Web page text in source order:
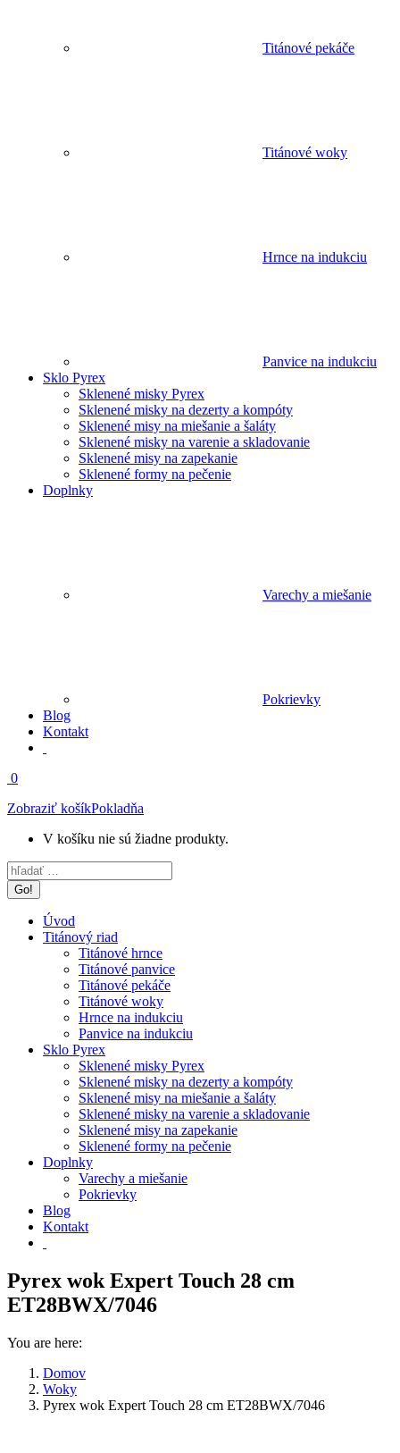
Titánové pekáče
Titánové woky
Hrnce na indukciu
Panvice na indukciu
Sklo Pyrex
Sklenené misky Pyrex
Sklenené misky na dezerty a kompóty
Sklenené misy na miešanie a šaláty
Sklenené misky na varenie a skladovanie
Sklenené misy na zapekanie
Sklenené formy na pečenie
Doplnky
Varechy a miešanie
Pokrievky
Blog
Kontakt
0
Zobraziť košíkPokladňa
V košíku nie sú žiadne produkty.
Search:
Úvod
Titánový riad
Titánové hrnce
Titánové panvice
Titánové pekáče
Titánové woky
Hrnce na indukciu
Panvice na indukciu
Sklo Pyrex
Sklenené misky Pyrex
Sklenené misky na dezerty a kompóty
Sklenené misy na miešanie a šaláty
Sklenené misky na varenie a skladovanie
Sklenené misy na zapekanie
Sklenené formy na pečenie
Doplnky
Varechy a miešanie
Pokrievky
Blog
Kontakt
Pyrex wok Expert Touch 28 cm
ET28BWX/7046
You are here:
Domov
Woky
Pyrex wok Expert Touch 28 cm ET28BWX/7046